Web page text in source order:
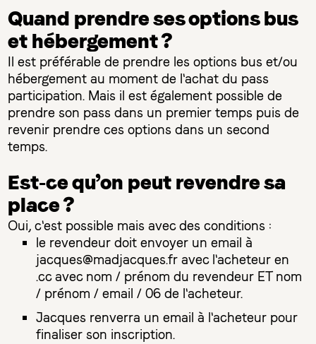
Quand prendre ses options bus
et hébergement ?
Il est préférable de prendre les options bus et/ou
hébergement au moment de l'achat du pass
participation. Mais il est également possible de
prendre son pass dans un premier temps puis de
revenir prendre ces options dans un second
temps.
Est-ce qu’on peut revendre sa
place ?
Oui, c'est possible mais avec des conditions :
le revendeur doit envoyer un email à
jacques@madjacques.fr avec l'acheteur en
.cc avec nom / prénom du revendeur ET nom
/ prénom / email / 06 de l'acheteur.
Jacques renverra un email à l'acheteur pour
finaliser son inscription.